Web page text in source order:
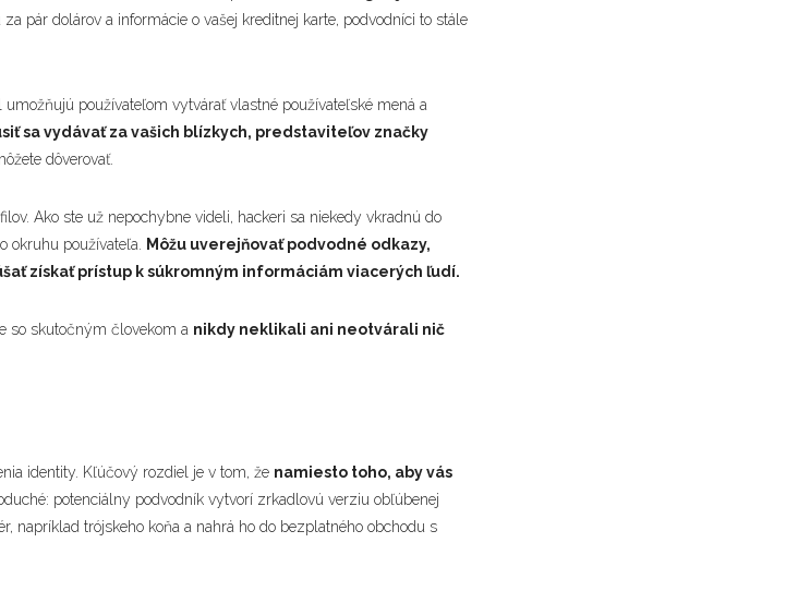
pár dolárov a informácie o vašej kreditnej karte, podvodníci to stále
používateľom vytvárať vlastné používateľské mená a
sa vydávať za vašich blízkych, predstaviteľov značky
dôverovať.
Ako ste už nepochybne videli, hackeri sa niekedy vkradnú do
okruhu používateľa.
Môžu uverejňovať podvodné odkazy,
získať prístup k súkromným informáciám viacerých ľudí.
so skutočným človekom a nikdy neklikali ani neotvárali nič
identity. Kľúčový rozdiel je v tom, že namiesto toho, aby vás
potenciálny podvodník vytvorí zrkadlovú verziu obľúbenej
napríklad trójskeho koňa a nahrá ho do bezplatného obchodu s